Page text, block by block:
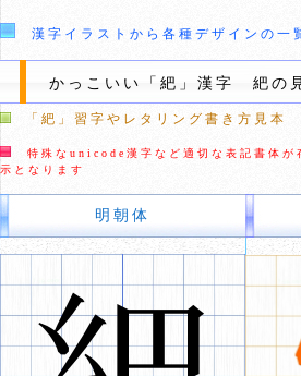
漢字イラストから各種デザインの一
かっこいい「紦」漢字 紦の
「紦」習字やレタリング書き方見本
特殊なunicode漢字など適切な表記書体が
示となります
明朝体